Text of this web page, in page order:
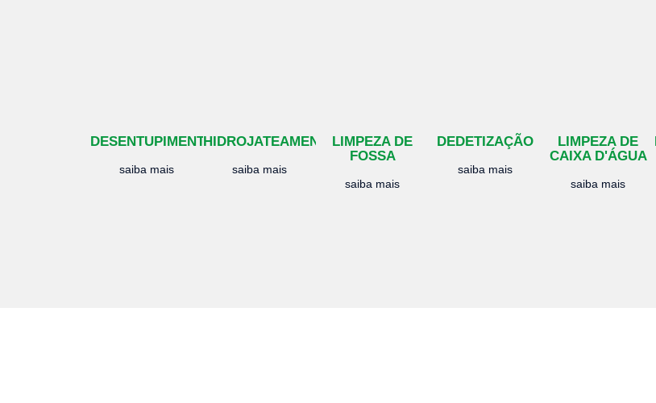
DESENTUPIMENTO
saiba mais
HIDROJATEAMENTO
saiba mais
LIMPEZA DE
FOSSA
saiba mais
DEDETIZAÇÃO
saiba mais
LIMPEZA DE
CAIXA D'ÁGUA
saiba mais